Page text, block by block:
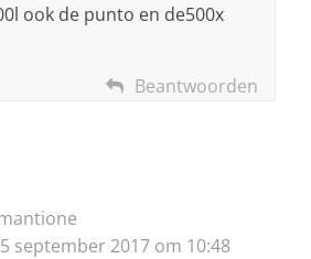
ook de punto en de500x
Beantwoorden
september 2017 om 10:48